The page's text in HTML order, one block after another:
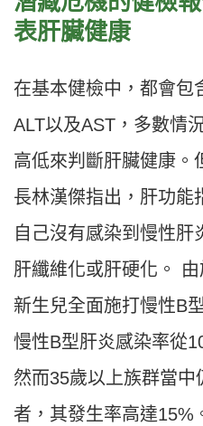
表肝臟健康
在基本健檢中，都會包
ALT以及AST，多數情
高低來判斷肝臟健康。
長林漢傑指出，肝功能
自己沒有感染到慢性肝
肝纖維化或肝硬化。
新生兒全面施打慢性B
慢性B型肝炎感染率從
然而35歲以上族群當中
者，其發生率高達15%